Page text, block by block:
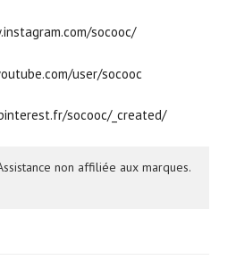
socooc/
user/socooc
socooc/_created/
non affiliée aux marques.